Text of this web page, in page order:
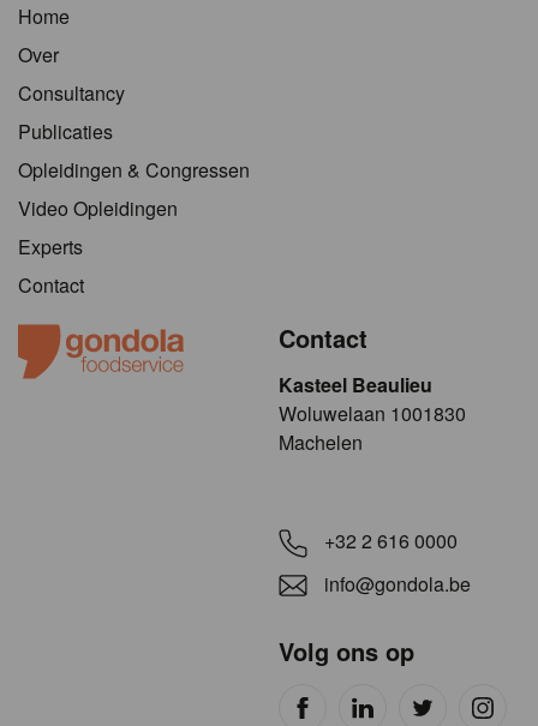
Home
Over
Consultancy
Publicaties
Opleidingen & Congressen
Video Opleidingen
Experts
Contact
Contact
Kasteel Beaulieu
​​​Woluwelaan 1001830
Machelen
+32 2 616 0000
info@gondola.be
Volg ons op